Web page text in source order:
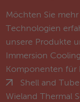
Möchten Sie
Technologien
unsere Produkte
Immersion Cooling
Komponenten für
Shell and
Wieland Thermal